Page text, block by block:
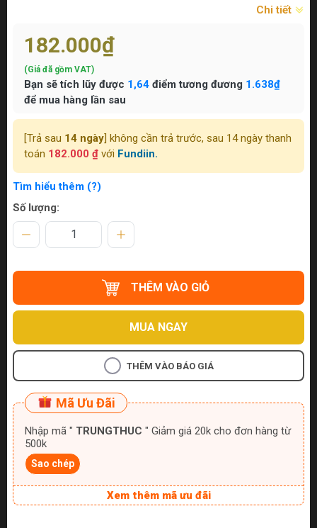
Chi tiết
182.000₫
(Giá đã gồm VAT)
Bạn sẽ tích lũy được 1,64 điểm tương đương 1.638₫
để mua hàng lần sau
[Trả sau 14 ngày ] không cần trả trước, sau 14 ngày thanh
toán 182.000 ₫ với Fundiin.
Tìm hiểu thêm (?)
Số lượng:
THÊM VÀO GIỎ
MUA NGAY
THÊM VÀO BÁO GIÁ
Mã Ưu Đãi
Nhập mã " TRUNGTHUC " Giảm giá 20k cho đơn hàng từ
500k
Sao chép
Xem thêm mã ưu đãi